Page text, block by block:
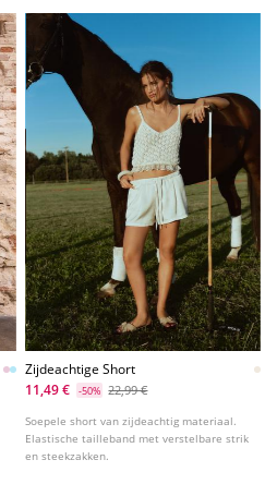
Zijdeachtige Short
11,49 €
-50% 22,99 €
Soepele short van zijdeachtig materiaal.
Elastische tailleband met verstelbare strik
en steekzakken.